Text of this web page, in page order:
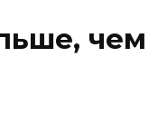
чем